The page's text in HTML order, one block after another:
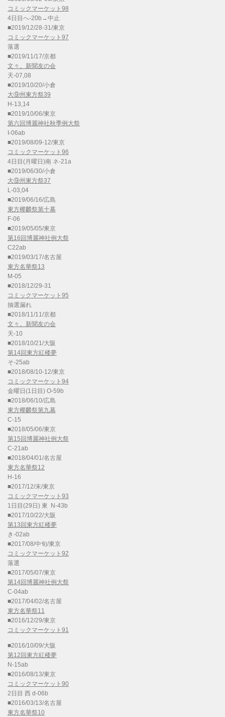
コミックマーケット98
4日目へ-20b→中止
■2019/12/28-31/東京
コミックマーケット97
落選
■2019/11/17/京都
文々。新聞友の会
天-07,08
■2019/10/20/小倉
大⑨州東方祭39
H-13,14
■2019/10/06/東京
第六回博麗神社秋季例大祭
I-06ab
■2019/08/09-12/東京
コミックマーケット96
4日目(月曜日)南 ネ-21a
■2019/06/30/小倉
大⑨州東方祭37
L-03,04
■2019/06/16/広島
東方椰麟祭第十幕
F-06
■2019/05/05/東京
第16回博麗神社例大祭
C22ab
■2019/03/17/名古屋
東方名華祭13
M-05
■2018/12/29-31
コミックマーケット95
抽選漏れ
■2018/11/11/京都
文々。新聞友の会
天-10
■2018/10/21/大阪
第14回東方紅楼夢
そ-25ab
■2018/08/10-12/東京
コミックマーケット94
金曜日(1日目) O-59b
■2018/06/10/広島
東方椰麟祭第九幕
C-15
■2018/05/06/東京
第15回博麗神社例大祭
C-21ab
■2018/04/01/名古屋
東方名華祭12
H-16
■2017/12/末/東京
コミックマーケット93
1日目(29日) 東 N-43b
■2017/10/22/大阪
第13回東方紅楼夢
き-02ab
■2017/08/中旬/東京
コミックマーケット92
落選
■2017/05/07/東京
第14回博麗神社例大祭
C-04ab
■2017/04/02/名古屋
東方名華祭11
■2016/12/29/東京
コミックマーケット91
■2016/10/09/大阪
第12回東方紅楼夢
N-15ab
■2016/08/13/東京
コミックマーケット90
2日目 西 d-06b
■2016/03/13/名古屋
東方名華祭10